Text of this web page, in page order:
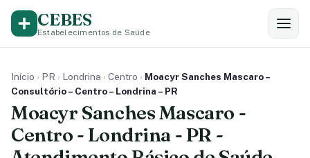
CEBES
Estabelecimentos de Saúde
Início › PR › Londrina › Centro › Moacyr Sanches Mascaro –
Consultório – Centro – Londrina – PR
Moacyr Sanches Mascaro -
Centro - Londrina - PR -